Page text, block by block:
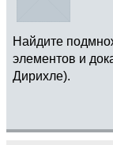
Найдите
элементов и
Дирихле).